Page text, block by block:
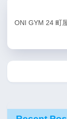
ONI GYM 24 町